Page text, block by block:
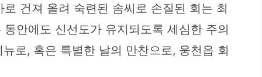
건져 올려 숙련된 솜씨로 손질된 회는 최
안에도 신선도가 유지되도록 세심한 주의
로, 혹은 특별한 날의 만찬으로, 웅천읍 회